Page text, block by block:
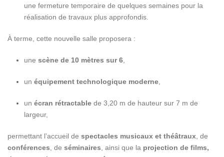
une fermeture temporaire de quelques semaines pour la
réalisation de travaux plus approfondis.
À terme, cette nouvelle salle proposera :
une scène de 10 mètres sur 6,
un équipement technologique moderne,
un écran rétractablede 3,20 m de hauteur sur 7 m de
largeur,
permettant l’accueil de spectacles musicaux et théâtraux , de
conférences , de séminaires , ainsi que la projection de films,